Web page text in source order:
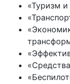
«Туризм